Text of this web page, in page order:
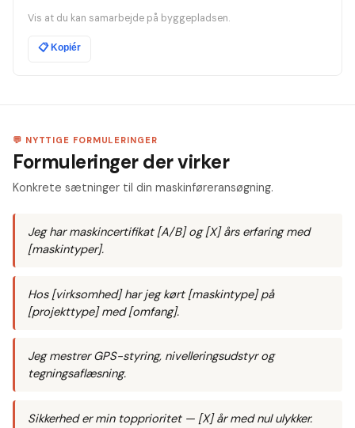
Vis at du kan samarbejde på byggepladsen.
📋Kopiér
💬 NYTTIGE FORMULERINGER
Formuleringer der virker
Konkrete sætninger til din maskinføreransøgning.
Jeg har maskincertifikat [A/B] og [X] års erfaring med
[maskintyper].
Hos [virksomhed] har jeg kørt [maskintype] på
[projekttype] med [omfang].
Jeg mestrer GPS-styring, nivelleringsudstyr og
tegningsaflæsning.
Sikkerhed er min topprioritet — [X] år med nul ulykker.